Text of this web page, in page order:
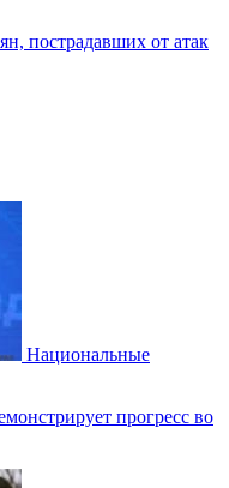
пострадавших от атак
Национальные
прогресс во